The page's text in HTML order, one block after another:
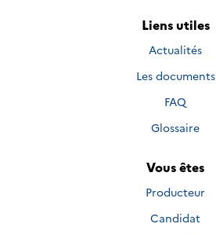
Liens utiles
Actualités
Les documents
FAQ
Glossaire
Vous êtes
Producteur
Candidat